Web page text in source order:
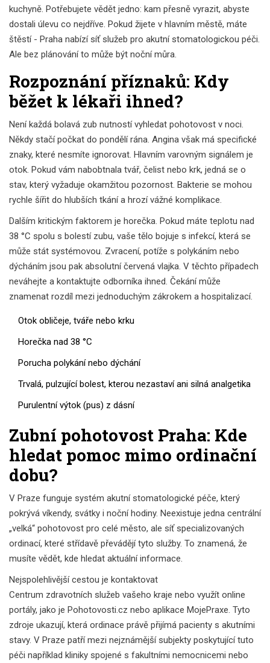
kuchyně. Potřebujete vědět jedno: kam přesně vyrazit, abyste
dostali úlevu co nejdříve. Pokud žijete v hlavním městě, máte
štěstí - Praha nabízí síť služeb pro akutní stomatologickou péči
Ale bez plánování to může být noční můra.
Rozpoznání příznaků: Kdy
běžet k lékaři ihned?
Není každá bolavá zub nutností vyhledat pohotovost v noci.
Někdy stačí počkat do pondělí rána. Angina však má specifické
znaky, které nesmíte ignorovat. Hlavním varovným signálem je
otok. Pokud vám nabobtnala tvář, čelist nebo krk, jedná se o
stav, který vyžaduje okamžitou pozornost. Bakterie se mohou
rychle šířit do hlubších tkání a hrozí vážné komplikace.
Dalším kritickým faktorem je horečka. Pokud máte teplotu nad
38 °C spolu s bolestí zubu, vaše tělo bojuje s infekcí, která se
může stát systémovou. Zvracení, potíže s polykáním nebo
dýcháním jsou pak absolutní červená vlajka. V těchto případech
neváhejte a kontaktujte odborníka ihned. Čekání může
znamenat rozdíl mezi jednoduchým zákrokem a hospitalizací.
Otok obličeje, tváře nebo krku
Horečka nad 38 °C
Porucha polykání nebo dýchání
Trvalá, pulzující bolest, kterou nezastaví ani silná analgetika
Purulentní výtok (pus) z dásní
Zubní pohotovost Praha: Kde
hledat pomoc mimo ordinační
dobu?
V Praze funguje systém akutní stomatologické péče, který
pokrývá víkendy, svátky i noční hodiny. Neexistuje jedna centrální
„velká“ pohotovost pro celé město, ale síť specializovaných
ordinací, které střídavě převádějí tyto služby. To znamená, že
musíte vědět, kde hledat aktuální informace.
Nejspolehlivější cestou je kontaktovat
Centrum zdravotních služeb vašeho kraje nebo využít online
portály, jako je Pohotovosti.cz nebo aplikace MojePraxe . Tyto
zdroje ukazují, která ordinace právě přijímá pacienty s akutními
stavy. V Praze patří mezi nejznámější subjekty poskytující tuto
péči například kliniky spojené s fakultními nemocnicemi nebo